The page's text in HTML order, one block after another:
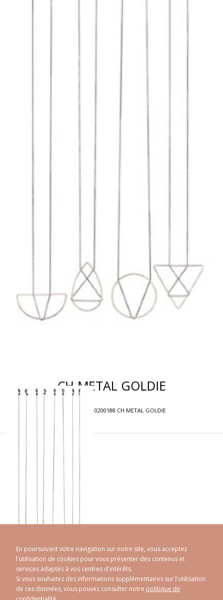
CH METAL GOLDIE
0200188 CH METAL GOLDIE
© 1998 - 2026CAROLINE ABRAM
En poursuivant votre navigation sur notre site, vous acceptez
l'utilisation de cookies pour vous présenter des contenus et
services adaptés à vos centres d'intérêts.
Si vous souhaitez des informations supplémentaires sur l'utilisation
de ces données, vous pouvez consulter notre politique de